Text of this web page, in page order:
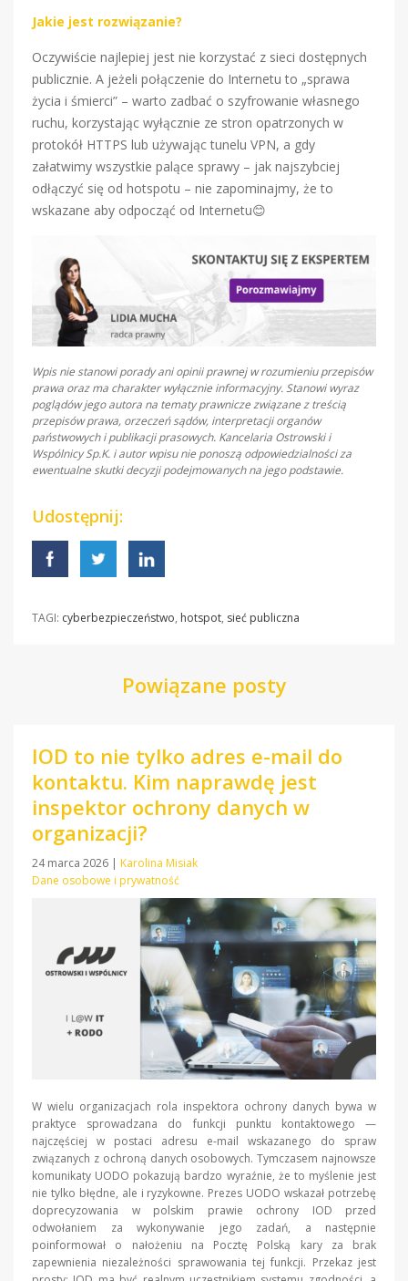
Jakie jest rozwiązanie?
Oczywiście najlepiej jest nie korzystać z sieci dostępnych
publicznie. A jeżeli połączenie do Internetu to „sprawa
życia i śmierci” – warto zadbać o szyfrowanie własnego
ruchu, korzystając wyłącznie ze stron opatrzonych w
protokół HTTPS lub używając tunelu VPN, a gdy
załatwimy wszystkie palące sprawy – jak najszybciej
odłączyć się od hotspotu – nie zapominajmy, że to
wskazane aby odpocząć od Internetu😊
Wpis nie stanowi porady ani opinii prawnej w rozumieniu przepisów
prawa oraz ma charakter wyłącznie informacyjny. Stanowi wyraz
poglądów jego autora na tematy prawnicze związane z treścią
przepisów prawa, orzeczeń sądów, interpretacji organów
państwowych i publikacji prasowych. Kancelaria Ostrowski i
Wspólnicy Sp.K. i autor wpisu nie ponoszą odpowiedzialności za
ewentualne skutki decyzji podejmowanych na jego podstawie.
Udostępnij:
TAGI: cyberbezpieczeństwo, hotspot, sieć publiczna
Powiązane posty
IOD to nie tylko adres e-mail do
kontaktu. Kim naprawdę jest
inspektor ochrony danych w
organizacji?
24 marca 2026 | Karolina Misiak
Dane osobowe i prywatność
W wielu organizacjach rola inspektora ochrony danych bywa w
praktyce sprowadzana do funkcji punktu kontaktowego —
najczęściej w postaci adresu e-mail wskazanego do spraw
związanych z ochroną danych osobowych. Tymczasem najnowsze
komunikaty UODO pokazują bardzo wyraźnie, że to myślenie jest
nie tylko błędne, ale i ryzykowne. Prezes UODO wskazał potrzebę
doprecyzowania w polskim prawie ochrony IOD przed
odwołaniem za wykonywanie jego zadań, a następnie
poinformował o nałożeniu na Pocztę Polską kary za brak
zapewnienia niezależności sprawowania tej funkcji. Przekaz jest